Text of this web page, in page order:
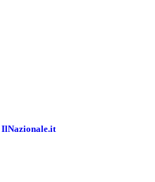
IlNazionale.it